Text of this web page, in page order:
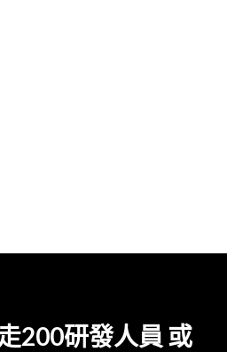
200研發人員 或